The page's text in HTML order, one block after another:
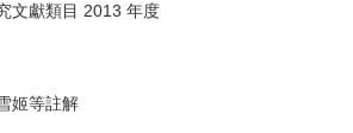
文獻類目 2013 年度
姬等註解